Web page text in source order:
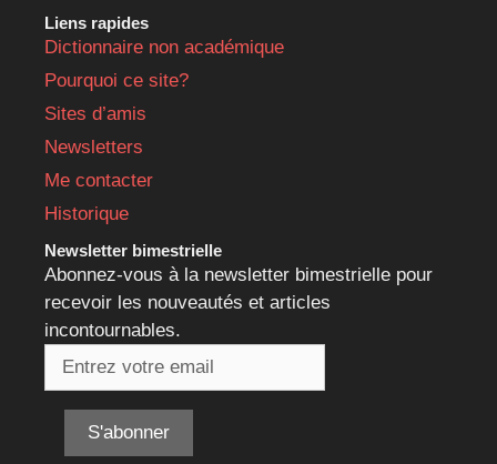
Liens rapides
Dictionnaire non académique
Pourquoi ce site?
Sites d’amis
Newsletters
Me contacter
Historique
Newsletter bimestrielle
Abonnez-vous à la newsletter bimestrielle pour
recevoir les nouveautés et articles
incontournables.